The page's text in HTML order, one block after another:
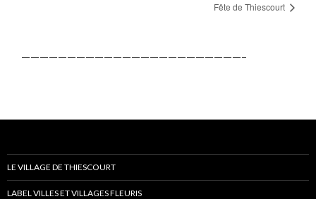
Fête de Thiescourt
————————————————————————–
LE VILLAGE DE THIESCOURT
LABEL VILLES ET VILLAGES FLEURIS